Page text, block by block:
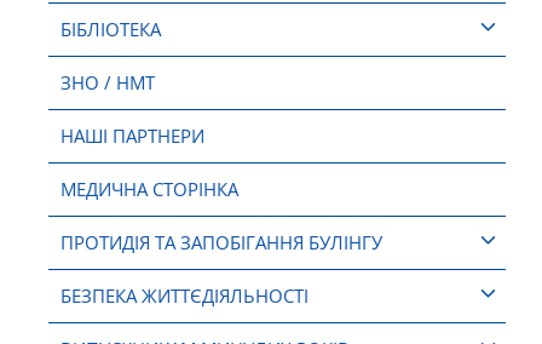
БІБЛІОТЕКА
ЗНО / НМТ
НАШІ ПАРТНЕРИ
МЕДИЧНА СТОРІНКА
ПРОТИДІЯ ТА ЗАПОБІГАННЯ БУЛІНГУ
БЕЗПЕКА ЖИТТЄДІЯЛЬНОСТІ